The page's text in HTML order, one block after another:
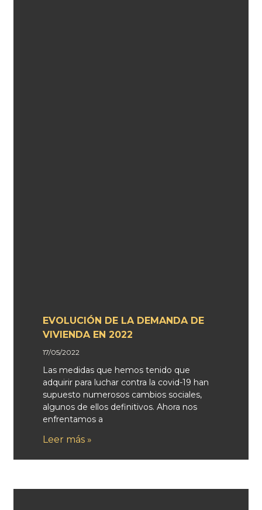
EVOLUCIÓN DE LA DEMANDA DE
VIVIENDA EN 2022
17/05/2022
Las medidas que hemos tenido que
adquirir para luchar contra la covid-19 han
supuesto numerosos cambios sociales,
algunos de ellos definitivos. Ahora nos
enfrentamos a
Leer más »